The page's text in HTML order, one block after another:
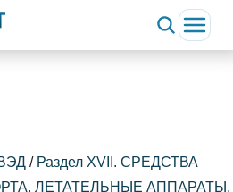
/ Раздел XVII. СРЕДСТВА
ЛЕТАТЕЛЬНЫЕ АППАРАТЫ,